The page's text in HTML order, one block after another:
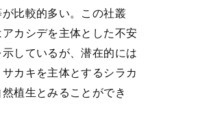
比較的多い。この社叢
カシデを主体とした不安
しているが、潜在的には
カキを主体とするシラカ
植生とみることができ